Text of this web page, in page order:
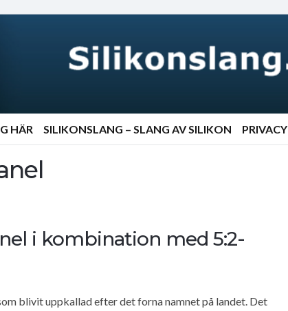
HÄR SILIKONSLANG – SLANG AV SILIKON PRIVACY
i kombination med 5:2-
blivit uppkallad efter det forna namnet på landet. Det